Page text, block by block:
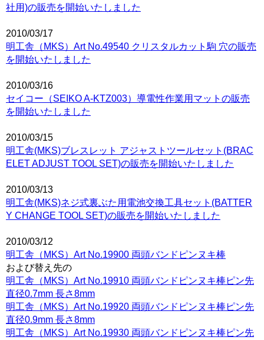
社用)の販売を開始いたしました
2010/03/17
明工舎（MKS）Art No.49540 クリスタルカット駒 穴の販売
を開始いたしました
2010/03/16
セイコー（SEIKO A-KTZ003）導電性作業用マットの販売
を開始いたしました
2010/03/15
明工舎(MKS)ブレスレット アジャストツールセット(BRAC
ELET ADJUST TOOL SET)の販売を開始いたしました
2010/03/13
明工舎(MKS)ネジ式裏ぶた用電池交換工具セット(BATTER
Y CHANGE TOOL SET)の販売を開始いたしました
2010/03/12
明工舎（MKS）Art No.19900 両頭バンドピンヌキ棒
および替え先の
明工舎（MKS）Art No.19910 両頭バンドピンヌキ棒ピン先
直径0.7mm 長さ8mm
明工舎（MKS）Art No.19920 両頭バンドピンヌキ棒ピン先
直径0.9mm 長さ8mm
明工舎（MKS）Art No.19930 両頭バンドピンヌキ棒ピン先